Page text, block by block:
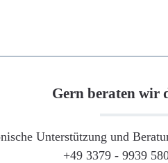
Gern beraten wir
Unterstützung und
+49 3379 - 9939